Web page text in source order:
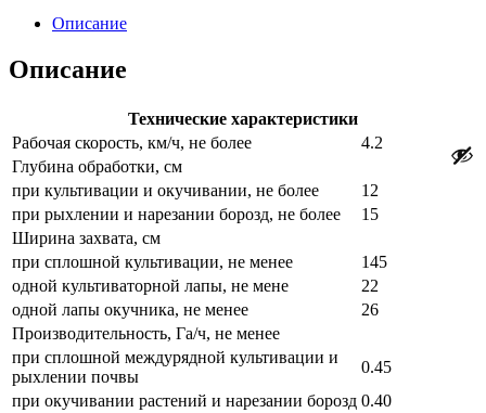
Описание
Описание
Технические характеристики
Рабочая скорость, км/ч, не более
4.2
Глубина обработки, см
при культивации и окучивании, не более
12
при рыхлении и нарезании борозд, не более
15
Ширина захвата, см
при сплошной культивации, не менее
145
одной культиваторной лапы, не мене
22
одной лапы окучника, не менее
26
Производительность, Га/ч, не менее
при сплошной междурядной культивации и
рыхлении почвы
0.45
при окучивании растений и нарезании борозд 0.40